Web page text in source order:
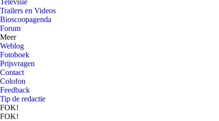
Televisie
Trailers en Videos
Bioscoopagenda
Forum
Meer
Weblog
Fotoboek
Prijsvragen
Contact
Colofon
Feedback
Tip de redactie
FOK!
FOK!